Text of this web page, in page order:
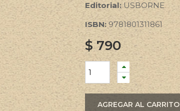
Editorial:USBORNE
ISBN: 9781801311861
$790
AGREGAR AL CARRITO